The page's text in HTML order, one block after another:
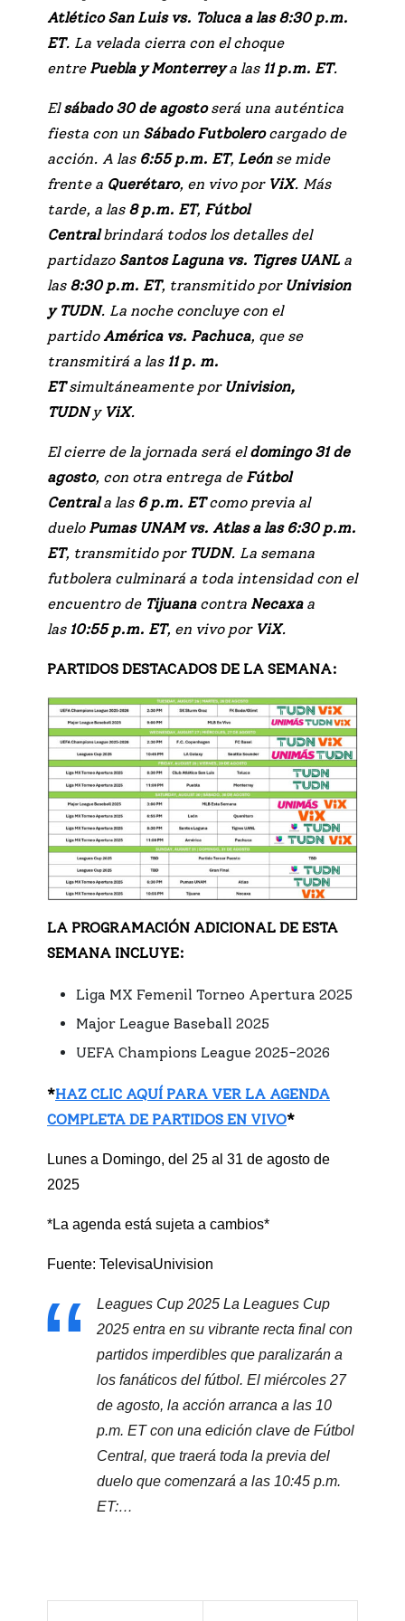
Atlético San Luis vs. Toluca a las 8:30 p.m.
ET. La velada cierra con el choque
entre Puebla y Monterreya las 11 p.m. ET.
Elsábado 30 de agostoserá una auténtica
fiesta con un Sábado Futbolerocargado de
acción. A las 6:55 p.m. ET, Leónse mide
frente a Querétaro, en vivo por ViX. Más
tarde, a las 8 p.m. ET, Fútbol
Centralbrindará todos los detalles del
partidazo Santos Laguna vs. Tigres UANL a
las 8:30 p.m. ET, transmitido por Univision
y TUDN. La noche concluye con el
partidoAmérica vs. Pachuca, que se
transmitirá a las 11 p. m.
ETsimultáneamente por Univision,
TUDNyViX.
El cierre de la jornada será eldomingo 31 de
agosto, con otra entrega de Fútbol
Centrala las 6 p.m. ETcomo previa al
duelo Pumas UNAM vs. Atlas a las 6:30 p.m.
ET, transmitido por TUDN. La semana
futbolera culminará a toda intensidad con el
encuentro de Tijuana contra Necaxa a
las 10:55 p.m. ET, en vivo por ViX.
PARTIDOS DESTACADOS DE LA SEMANA:
LA PROGRAMACIÓN ADICIONAL DE ESTA
SEMANA INCLUYE:
Liga MX Femenil Torneo Apertura 2025
Major League Baseball 2025
UEFA Champions League 2025-2026
*HAZ CLIC AQUÍ PARA VER LA AGENDA
COMPLETA DE PARTIDOS EN VIVO*
Lunes a Domingo, del 25 al 31 de agosto de
2025
*La agenda está sujeta a cambios*
Fuente: TelevisaUnivision
Leagues Cup 2025 La Leagues Cup
2025 entra en su vibrante recta final con
partidos imperdibles que paralizarán a
los fanáticos del fútbol. El miércoles 27
de agosto, la acción arranca a las 10
p.m. ET con una edición clave de Fútbol
Central, que traerá toda la previa del
duelo que comenzará a las 10:45 p.m.
ET:…